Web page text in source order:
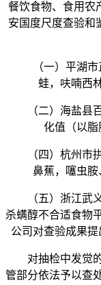
餐饮食物、食用农
安国度尺度查验和
（一）平湖市
蛙，呋喃西
（二）海盐县百
化值（以脂
（四）杭州市拱
鼻蕉，噻虫胺
（五）浙江武义
杀螨醇不合适食物
公司对查验成果提
对抽检中发觉的
管部分依法予以查